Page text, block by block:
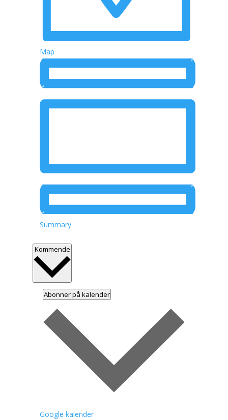
Map
Summary
KommendeSelect
Abonner på kalender
Google kalender